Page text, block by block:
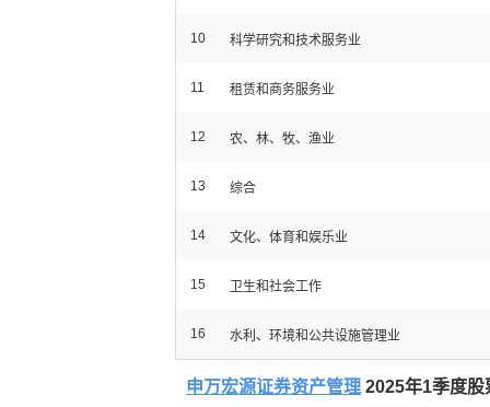
10 科学研究和技术服务业
11 租赁和商务服务业
12 农、林、牧、渔业
13 综合
14 文化、体育和娱乐业
15 卫生和社会工作
16 水利、环境和公共设施管理业
申万宏源证券资产管理 2025年1季度股